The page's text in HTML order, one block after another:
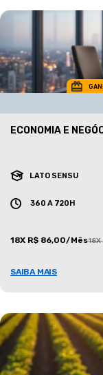
ECONOMIA E
LATO SENSU
360 A 720H
18X R$ 86,00/Mês18X
SAIBA MAIS